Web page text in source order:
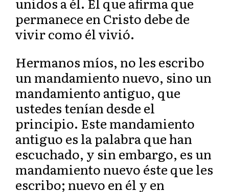
permanece en Cristo debe de
vivir como él vivió.
Hermanos míos, no les escribo
un mandamiento nuevo, sino un
mandamiento antiguo, que
ustedes tenían desde el
principio. Este mandamiento
antiguo es la palabra que han
escuchado, y sin embargo, es un
mandamiento nuevo éste que les
escribo; nuevo en él y en